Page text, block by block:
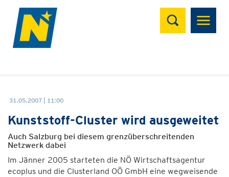
Suchen
31.05.2007 | 11:00
Kunststoff-Cluster wird ausgeweitet
Auch Salzburg bei diesem grenzüberschreitenden
Netzwerk dabei
Im Jänner 2005 starteten die NÖ Wirtschaftsagentur
ecoplus und die Clusterland OÖ GmbH eine wegweisende